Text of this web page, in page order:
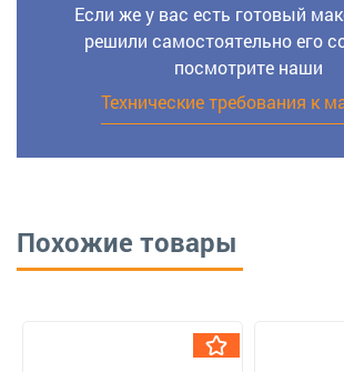
Если же у вас есть готовый
решили самостоятельно его
посмотрите наши
Технические требования к
Похожие товары